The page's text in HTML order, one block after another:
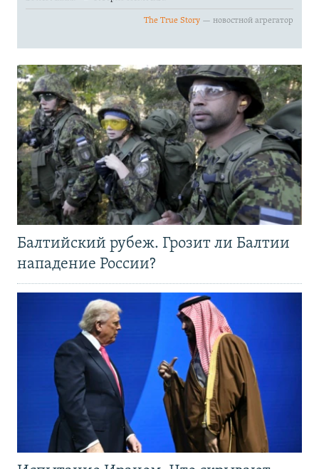
Балтийский рубеж. Грозит ли Балтии
нападение России?